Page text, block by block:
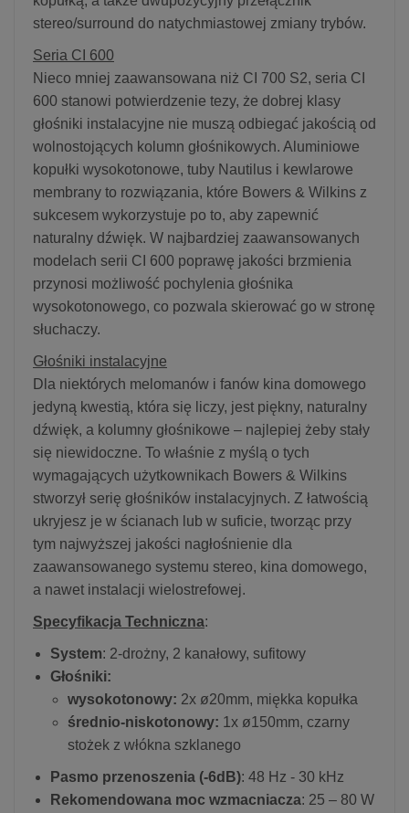
stereo/surround do natychmiastowej zmiany trybów.
Seria CI 600
Nieco mniej zaawansowana niż CI 700 S2, seria CI
600 stanowi potwierdzenie tezy, że dobrej klasy
głośniki instalacyjne nie muszą odbiegać jakością od
wolnostojących kolumn głośnikowych. Aluminiowe
kopułki wysokotonowe, tuby Nautilus i kewlarowe
membrany to rozwiązania, które Bowers & Wilkins z
sukcesem wykorzystuje po to, aby zapewnić
naturalny dźwięk. W najbardziej zaawansowanych
modelach serii CI 600 poprawę jakości brzmienia
przynosi możliwość pochylenia głośnika
wysokotonowego, co pozwala skierować go w stronę
słuchaczy.
Głośniki instalacyjne
Dla niektórych melomanów i fanów kina domowego
jedyną kwestią, która się liczy, jest piękny, naturalny
dźwięk, a kolumny głośnikowe – najlepiej żeby stały
się niewidoczne. To właśnie z myślą o tych
wymagających użytkownikach Bowers & Wilkins
stworzył serię głośników instalacyjnych. Z łatwością
ukryjesz je w ścianach lub w suficie, tworząc przy
tym najwyższej jakości nagłośnienie dla
zaawansowanego systemu stereo, kina domowego,
a nawet instalacji wielostrefowej.
Specyfikacja Techniczna:
System: 2-drożny, 2 kanałowy, sufitowy
Głośniki:
wysokotonowy: 2x ø20mm, miękka kopułka
średnio-niskotonowy: 1x ø150mm, czarny
stożek z włókna szklanego
Pasmo przenoszenia (-6dB): 48 Hz - 30 kHz
Rekomendowana moc wzmacniacza: 25 – 80 W